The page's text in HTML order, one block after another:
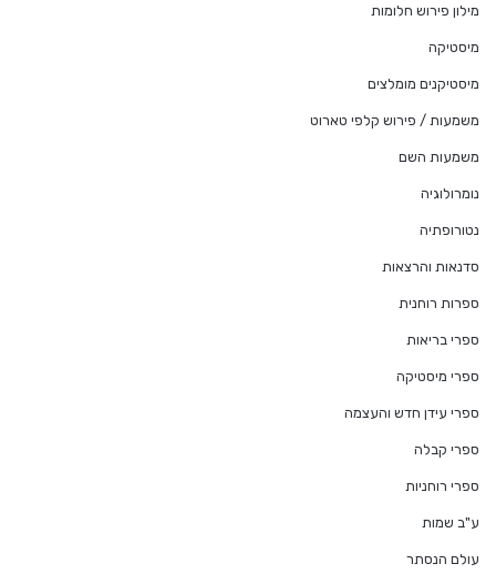
מילון פירוש חלומות
מיסטיקה
מיסטיקנים מומלצים
משמעות / פירוש קלפי טארוט
משמעות השם
נומרולוגיה
נטורופתיה
סדנאות והרצאות
ספרות רוחנית
ספרי בריאות
ספרי מיסטיקה
ספרי עידן חדש והעצמה
ספרי קבלה
ספרי רוחניות
ע"ב שמות
עולם הנסתר